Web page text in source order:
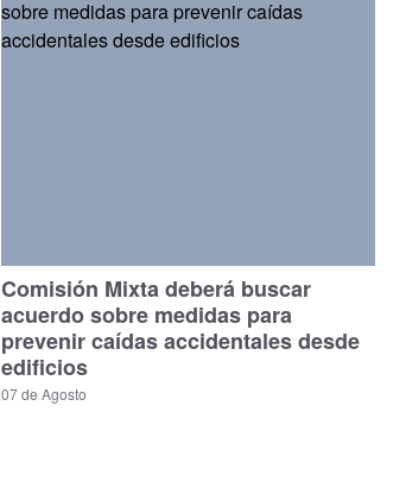
Comisión Mixta deberá buscar
acuerdo sobre medidas para
prevenir caídas accidentales desde
edificios
07 de Agosto